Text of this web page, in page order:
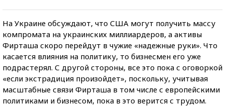
На Украине обсуждают, что США могут получить массу
компромата на украинских миллиардеров, а активы
Фирташа скоро перейдут в чужие «надежные руки». Что
касается влияния на политику, то бизнесмен его уже
подрастерял. С другой стороны, все это пока с оговоркой
«если экстрадиция произойдет», поскольку, учитывая
масштабные связи Фирташа в том числе с европейскими
политиками и бизнесом, пока в это верится с трудом.